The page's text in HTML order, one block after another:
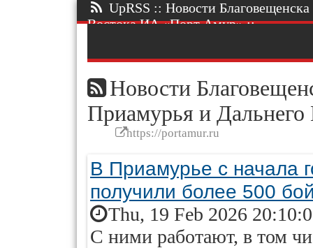
UpRSS :: Новости
Востока ИА «Порт Амур» ::.
Новости
Приамурья и
https://portamur.ru
В Приамурье с начала
получили более 500
Thu, 19 Feb 2026
С ними работают, в том